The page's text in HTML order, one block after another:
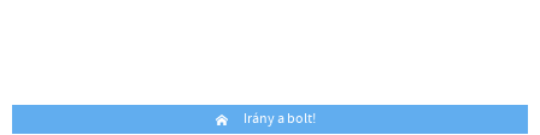
Irány a bolt!